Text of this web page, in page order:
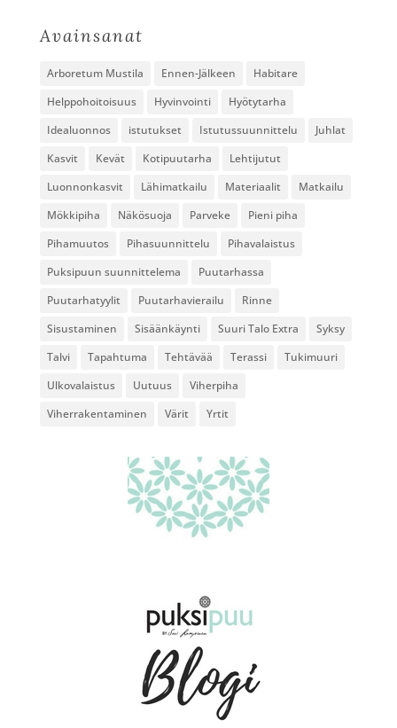
Avainsanat
Arboretum Mustila Ennen-Jälkeen
Habitare
Helppohoitoisuus
Hyvinvointi
Hyötytarha
Idealuonnos
istutukset Istutussuunnittelu
Juhlat
Kasvit
Kevät Kotipuutarha
Lehtijutut
Luonnonkasvit
Lähimatkailu Materiaalit
Matkailu
Mökkipiha
Näkösuoja Parveke
Pieni piha
Pihamuutos
Pihasuunnittelu
Pihavalaistus
Puksipuun suunnittelema
Puutarhassa
Puutarhatyylit
Puutarhavierailu
Rinne
Sisustaminen
Sisäänkäynti Suuri Talo Extra
Syksy
Talvi
Tapahtuma Tehtävää Terassi
Tukimuuri
Ulkovalaistus
Uutuus
Viherpiha
Viherrakentaminen
Värit Yrtit